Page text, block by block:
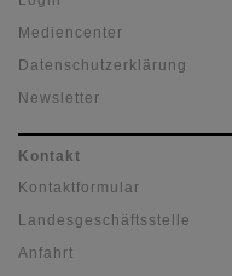
Mediencenter
Datenschutzerklärung
Newsletter
Kontakt
Kontaktformular
Landesgeschäftsstelle
Anfahrt